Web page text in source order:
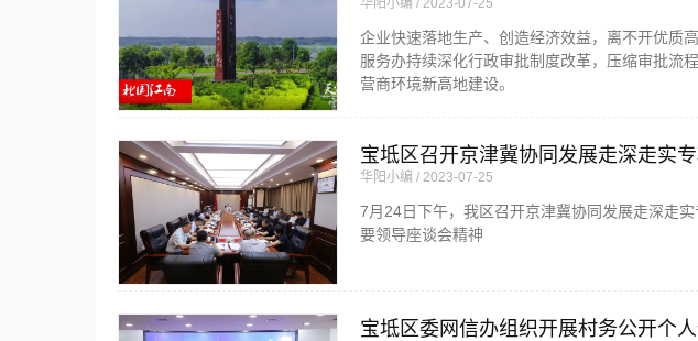
华阳小编 2023-07-25
企业快速落地生产、创造经济效益，离不开优质
服务办持续深化行政审批制度改革，压缩审批流
营商环境新高地建设。
宝坻区召开京津冀协同发展走深走实
华阳小编 2023-07-25
7月24日下午，我区召开京津冀协同发展走深走
要领导座谈会精神
宝坻区委网信办组织开展村务公开个